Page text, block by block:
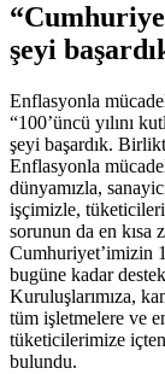
şeyi
Enflasyonla
“100’üncü yılını
şeyi başardık.
Enflasyonla
dünyamızla,
işçimizle,
sorunun da en kısa
Cumhuriyet’imizin
bugüne kadar
Kuruluşlarımıza,
tüm işletmelere ve
tüketicilerimize
bulundu.